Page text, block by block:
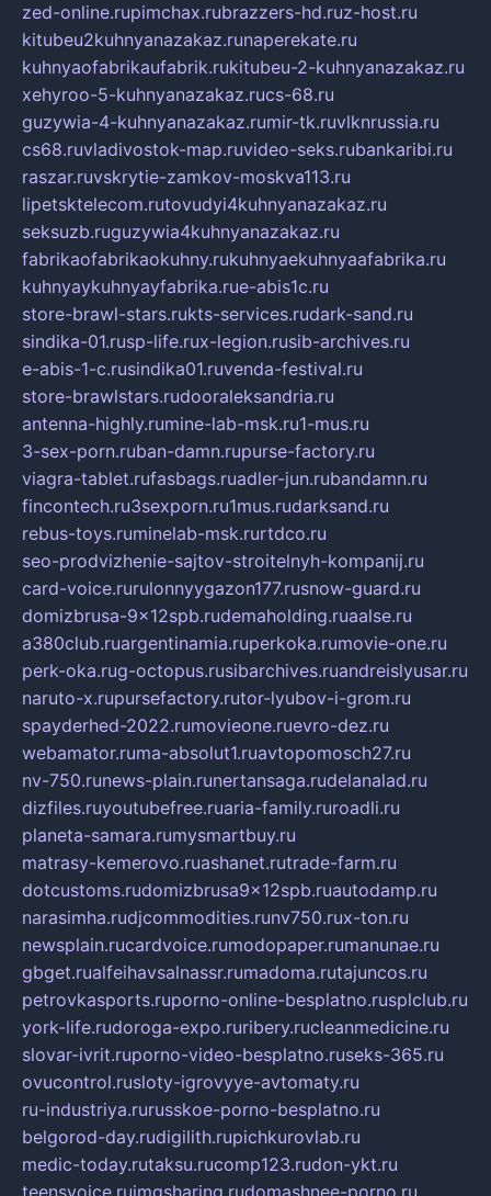
zed-online.rupimchax.rubrazzers-hd.ruz-host.ru
kitubeu2kuhnyanazakaz.runaperekate.ru
kuhnyaofabrikaufabrik.rukitubeu-2-kuhnyanazakaz.ru
xehyroo-5-kuhnyanazakaz.rucs-68.ru
guzywia-4-kuhnyanazakaz.rumir-tk.ruvlknrussia.ru
cs68.ruvladivostok-map.ruvideo-seks.rubankaribi.ru
raszar.ruvskrytie-zamkov-moskva113.ru
lipetsktelecom.rutovudyi4kuhnyanazakaz.ru
seksuzb.ruguzywia4kuhnyanazakaz.ru
fabrikaofabrikaokuhny.rukuhnyaekuhnyaafabrika.ru
kuhnyaykuhnyayfabrika.rue-abis1c.ru
store-brawl-stars.rukts-services.rudark-sand.ru
sindika-01.rusp-life.rux-legion.rusib-archives.ru
e-abis-1-c.rusindika01.ruvenda-festival.ru
store-brawlstars.rudooraleksandria.ru
antenna-highly.rumine-lab-msk.ru1-mus.ru
3-sex-porn.ruban-damn.rupurse-factory.ru
viagra-tablet.rufasbags.ruadler-jun.rubandamn.ru
fincontech.ru3sexporn.ru1mus.rudarksand.ru
rebus-toys.ruminelab-msk.rurtdco.ru
seo-prodvizhenie-sajtov-stroitelnyh-kompanij.ru
card-voice.rurulonnyygazon177.rusnow-guard.ru
domizbrusa-9x12spb.rudemaholding.ruaalse.ru
a380club.ruargentinamia.ruperkoka.rumovie-one.ru
perk-oka.rug-octopus.rusibarchives.ruandreislyusar.ru
naruto-x.rupursefactory.rutor-lyubov-i-grom.ru
spayderhed-2022.rumovieone.ruevro-dez.ru
webamator.ruma-absolut1.ruavtopomosch27.ru
nv-750.runews-plain.runertansaga.rudelanalad.ru
dizfiles.ruyoutubefree.ruaria-family.ruroadli.ru
planeta-samara.rumysmartbuy.ru
matrasy-kemerovo.ruashanet.rutrade-farm.ru
dotcustoms.rudomizbrusa9x12spb.ruautodamp.ru
narasimha.rudjcommodities.runv750.rux-ton.ru
newsplain.rucardvoice.rumodopaper.rumanunae.ru
gbget.rualfeihavsalnassr.rumadoma.rutajuncos.ru
petrovkasports.ruporno-online-besplatno.rusplclub.ru
york-life.rudoroga-expo.ruribery.rucleanmedicine.ru
slovar-ivrit.ruporno-video-besplatno.ruseks-365.ru
ovucontrol.rusloty-igrovyye-avtomaty.ru
ru-industriya.rurusskoe-porno-besplatno.ru
belgorod-day.rudigilith.rupichkurovlab.ru
medic-today.rutaksu.rucomp123.rudon-ykt.ru